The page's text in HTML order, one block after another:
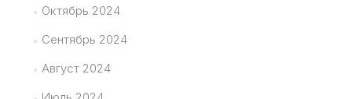
Октябрь 2024
Сентябрь 2024
Август 2024